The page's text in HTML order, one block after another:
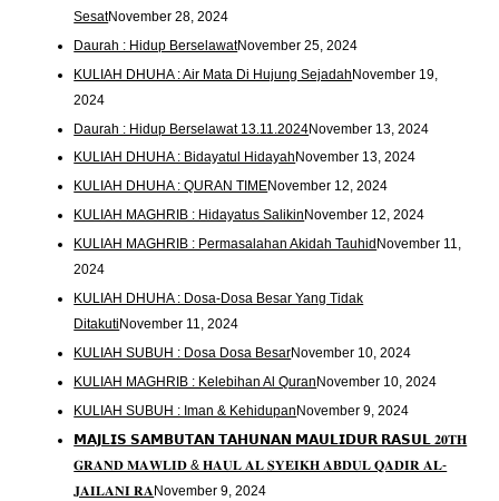
SesatNovember 28, 2024
Daurah : Hidup BerselawatNovember 25, 2024
KULIAH DHUHA : Air Mata Di Hujung SejadahNovember 19,
2024
Daurah : Hidup Berselawat 13.11.2024November 13, 2024
KULIAH DHUHA : Bidayatul Hidayah November 13, 2024
KULIAH DHUHA : QURAN TIMENovember 12, 2024
KULIAH MAGHRIB : Hidayatus Salikin November 12, 2024
KULIAH MAGHRIB : Permasalahan Akidah Tauhid November 11,
2024
KULIAH DHUHA : Dosa-Dosa Besar Yang Tidak
Ditakuti November 11, 2024
KULIAH SUBUH : Dosa Dosa BesarNovember 10, 2024
KULIAH MAGHRIB : Kelebihan Al Quran November 10, 2024
KULIAH SUBUH : Iman & Kehidupan November 9, 2024
𝗠𝗔𝗝𝗟𝗜𝗦 𝗦𝗔𝗠𝗕𝗨𝗧𝗔𝗡 𝗧𝗔𝗛𝗨𝗡𝗔𝗡 𝗠𝗔𝗨𝗟𝗜𝗗𝗨𝗥 𝗥𝗔𝗦𝗨𝗟 𝟐𝟎𝐓𝐇
𝐆𝐑𝐀𝐍𝐃 𝐌𝐀𝐖𝐋𝐈𝐃 & 𝐇𝐀𝐔𝐋 𝐀𝐋 𝐒𝐘𝐄𝐈𝐊𝐇 𝐀𝐁𝐃𝐔𝐋 𝐐𝐀𝐃𝐈𝐑 𝐀𝐋-
𝐉𝐀𝐈𝐋𝐀𝐍𝐈 𝐑𝐀 November 9, 2024